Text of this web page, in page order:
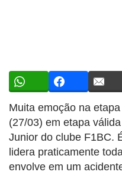
Muita emoção na
(27/03) em etapa
Junior do clube F1BC.
lidera praticamente
envolve em um